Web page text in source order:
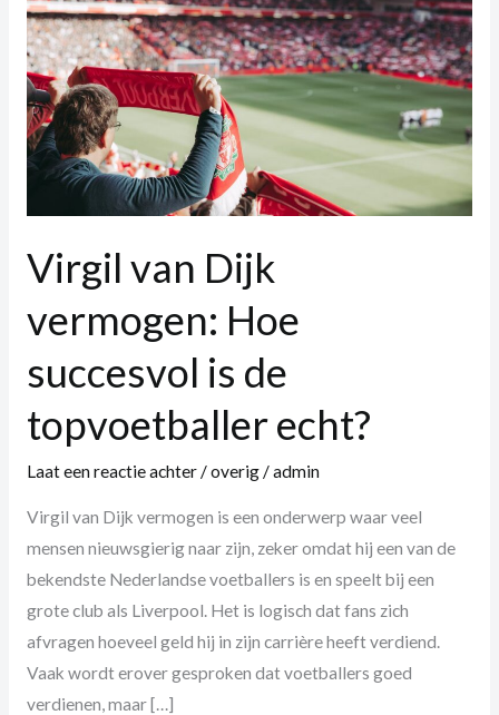
Virgil van Dijk
vermogen: Hoe
succesvol is de
topvoetballer echt?
Laat een reactie achter/overig/admin
Virgil van Dijk vermogen is een onderwerp waar veel
mensen nieuwsgierig naar zijn, zeker omdat hij een van de
bekendste Nederlandse voetballers is en speelt bij een
grote club als Liverpool. Het is logisch dat fans zich
afvragen hoeveel geld hij in zijn carrière heeft verdiend.
Vaak wordt erover gesproken dat voetballers goed
verdienen, maar […]
vermogen:
Hoe
succesvol
is
de
topvoetballer
echt?